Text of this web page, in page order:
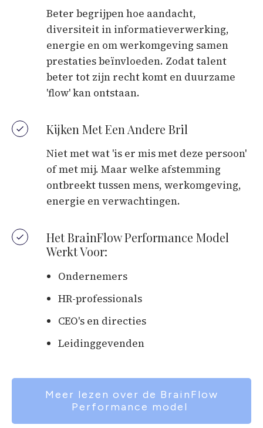
Beter begrijpen hoe aandacht,
diversiteit in informatieverwerking,
energie en om werkomgeving samen
prestaties beïnvloeden. Zodat talent
beter tot zijn recht komt en duurzame
'flow' kan ontstaan.
Kijken Met Een Andere Bril
Niet met wat 'is er mis met deze persoon'
of met mij. Maar welke afstemming
ontbreekt tussen mens, werkomgeving,
energie en verwachtingen.
Het BrainFlow Performance Model
Werkt Voor:
Ondernemers
HR-professionals
CEO's en directies
Leidinggevenden
Meer lezen over de BrainFlow
Performance model